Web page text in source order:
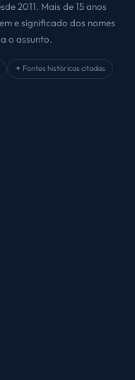
2011. Mais de 15 anos
e significado dos nomes
o assunto.
✦ Fontes históricas citadas